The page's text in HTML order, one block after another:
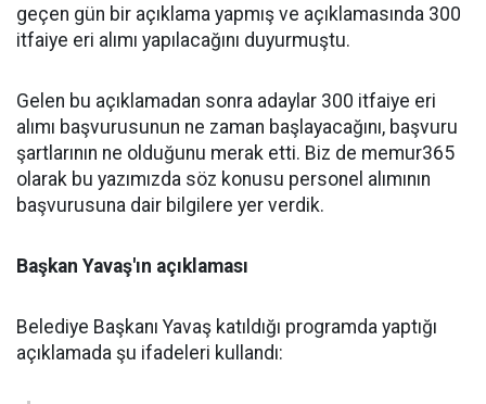
geçen gün bir açıklama yapmış ve açıklamasında 300
itfaiye eri alımı yapılacağını duyurmuştu.
Gelen bu açıklamadan sonra adaylar 300 itfaiye eri
alımı başvurusunun ne zaman başlayacağını, başvuru
şartlarının ne olduğunu merak etti. Biz de memur365
olarak bu yazımızda söz konusu personel alımının
başvurusuna dair bilgilere yer verdik.
Başkan Yavaş'ın açıklaması
Belediye Başkanı Yavaş katıldığı programda yaptığı
açıklamada şu ifadeleri kullandı: